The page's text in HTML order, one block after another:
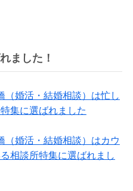
ました！